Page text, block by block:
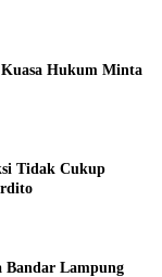
Hukum Minta
Tidak Cukup
Bandar Lampung